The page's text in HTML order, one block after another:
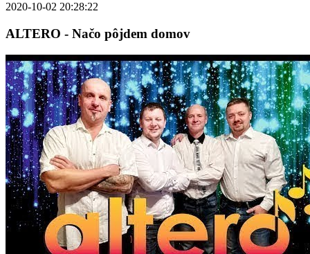
2020-10-02 20:28:22
ALTERO - Načo pôjdem domov